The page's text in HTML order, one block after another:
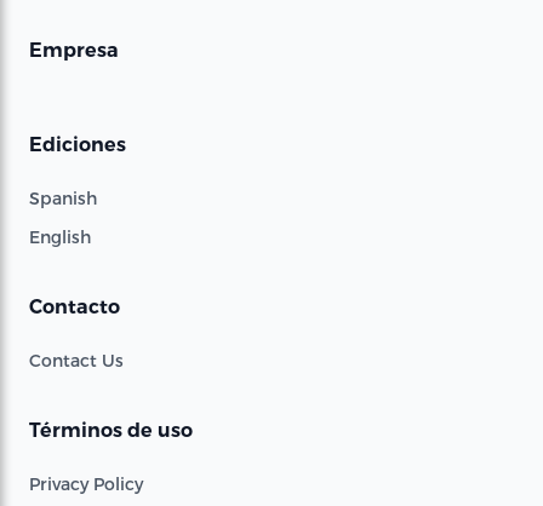
Empresa
Ediciones
Spanish
English
Contacto
Contact Us
Términos de uso
Privacy Policy